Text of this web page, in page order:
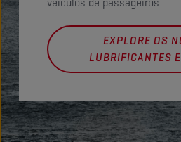
EXPLORE OS
LUBRIFICANTES